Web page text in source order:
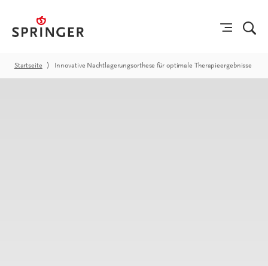
Startseite ⟩ Innovative Nachtlagerungsorthese für optimale Therapieergebnisse